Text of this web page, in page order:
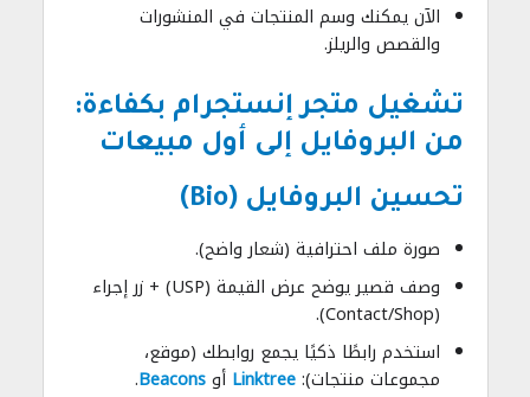
الآن يمكنك وسم المنتجات في المنشورات
والقصص والريلز.
تشغيل متجر إنستجرام بكفاءة:
من البروفايل إلى أول مبيعات
تحسين البروفايل (Bio)
صورة ملف احترافية (شعار واضح).
وصف قصير يوضح عرض القيمة (USP) + زر إجراء
(Contact/Shop).
استخدم رابطًا ذكيًا يجمع روابطك (موقع،
مجموعات منتجات):Linktree أوBeacons
.